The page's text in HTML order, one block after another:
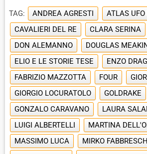
TAG: ANDREA AGRESTI
ATLAS UFO
CAVALIERI DEL RE
CLARA SERINA
DON ALEMANNO
DOUGLAS
ELIO E LE STORIE TESE
ENZO
FABRIZIO MAZZOTTA
FOUR
GIORGIO LOCURATOLO
GOLDRAKE
GONZALO CARAVANO
LAURA
LUIGI ALBERTELLI
MARTINA
MASSIMO LUCA
MIRKO